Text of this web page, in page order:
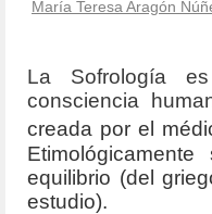
María Teresa Aragón
La Sofrología
consciencia
creada por el
equilibrio (del
estudio).